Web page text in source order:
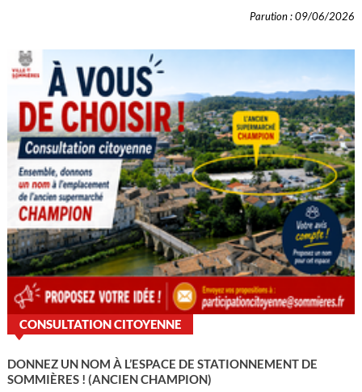
Parution : 09/06/2026
CONSULTATION CITOYENNE
DONNEZ UN NOM À L’ESPACE DE STATIONNEMENT DE
SOMMIÈRES ! (ANCIEN CHAMPION)